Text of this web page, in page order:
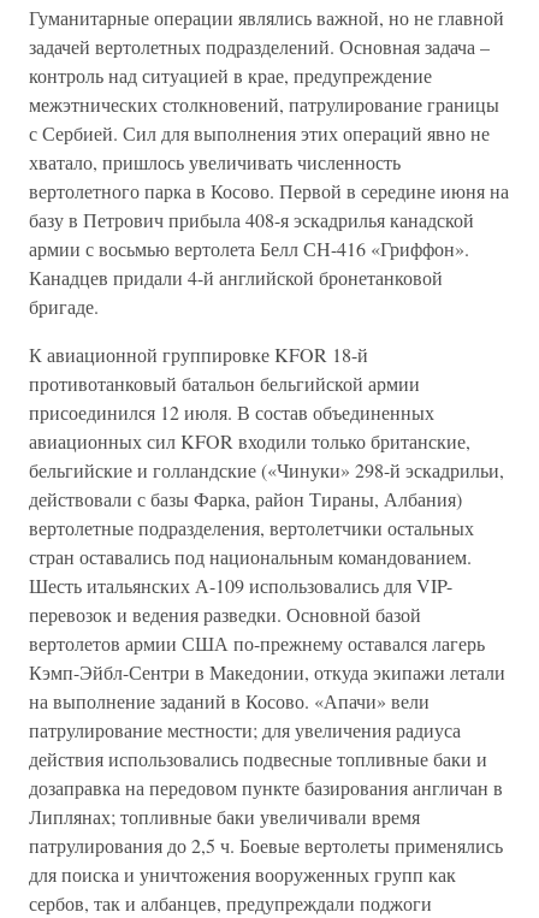
Гуманитарные операции являлись важной, но не главной
задачей вертолетных подразделений. Основная задача –
контроль над ситуацией в крае, предупреждение
межэтнических столкновений, патрулирование границы
с Сербией. Сил для выполнения этих операций явно не
хватало, пришлось увеличивать численность
вертолетного парка в Косово. Первой в середине июня на
базу в Петрович прибыла 408-я эскадрилья канадской
армии с восьмью вертолета Белл СН-416 «Гриффон».
Канадцев придали 4-й английской бронетанковой
бригаде.
К авиационной группировке KFOR 18-й
противотанковый батальон бельгийской армии
присоединился 12 июля. В состав объединенных
авиационных сил KFOR входили только британские,
бельгийские и голландские («Чинуки» 298-й эскадрильи,
действовали с базы Фарка, район Тираны, Албания)
вертолетные подразделения, вертолетчики остальных
стран оставались под национальным командованием.
Шесть итальянских А-109 использовались для VIP-
перевозок и ведения разведки. Основной базой
вертолетов армии США по-прежнему оставался лагерь
Кэмп-Эйбл-Сентри в Македонии, откуда экипажи летали
на выполнение заданий в Косово. «Апачи» вели
патрулирование местности; для увеличения радиуса
действия использовались подвесные топливные баки и
дозаправка на передовом пункте базирования англичан в
Липлянах; топливные баки увеличивали время
патрулирования до 2,5 ч. Боевые вертолеты применялись
для поиска и уничтожения вооруженных групп как
сербов, так и албанцев, предупреждали поджоги